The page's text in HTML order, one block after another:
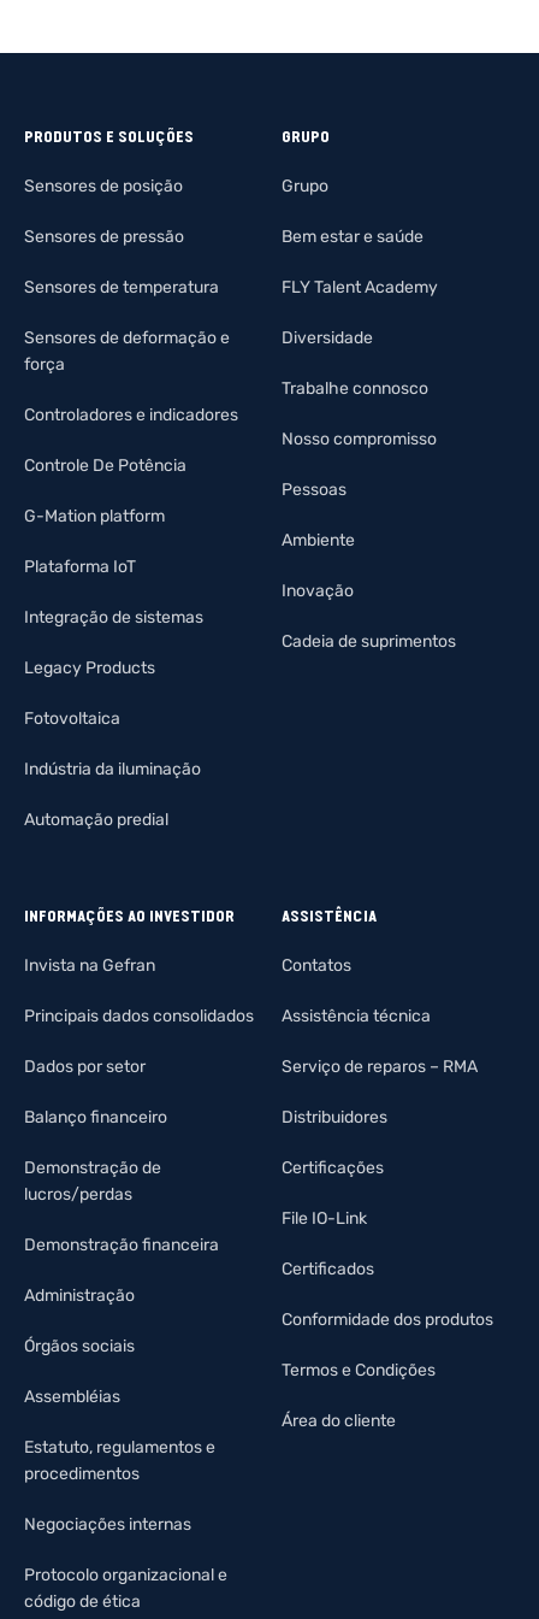
PRODUTOS E SOLUÇÕES
Sensores de posição
Sensores de pressão
Sensores de temperatura
Sensores de deformação e
força
Controladores e indicadores
Controle De Potência
G-Mation platform
Plataforma IoT
Integração de sistemas
Legacy Products
Fotovoltaica
Indústria da iluminação
Automação predial
GRUPO
Grupo
Bem estar e saúde
FLY Talent Academy
Diversidade
Trabalhe connosco
Nosso compromisso
Pessoas
Ambiente
Inovação
Cadeia de suprimentos
INFORMAÇÕES AO INVESTIDOR
Invista na Gefran
Principais dados consolidados
Dados por setor
Balanço financeiro
Demonstração de
lucros/perdas
Demonstração financeira
Administração
Órgãos sociais
Assembléias
Estatuto, regulamentos e
procedimentos
Negociações internas
Protocolo organizacional e
código de ética
ASSISTÊNCIA
Contatos
Assistência técnica
Serviço de reparos – RMA
Distribuidores
Certificações
File IO-Link
Certificados
Conformidade dos produtos
Termos e Condições
Área do cliente